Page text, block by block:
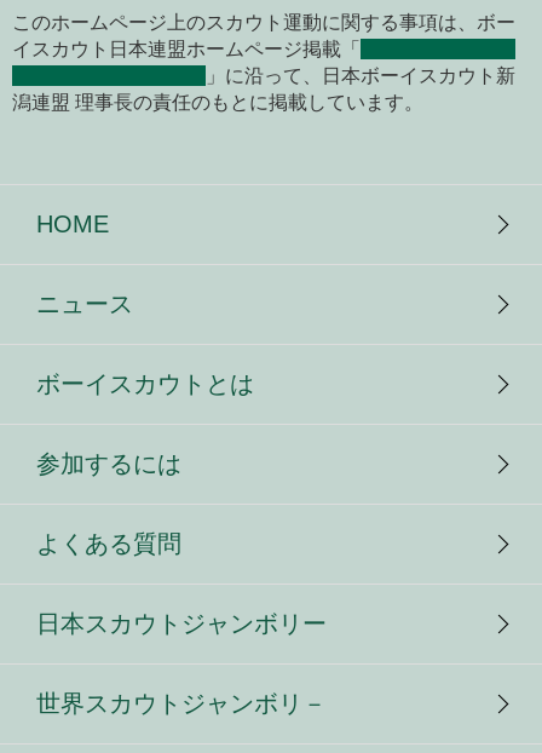
このホームページ上のスカウト運動に関する事項は、ボー
イスカウト日本連盟ホームページ掲載「
」に沿って、日本ボーイスカウト新
潟連盟 理事長の責任のもとに掲載しています。
HOME
ニュース
ボーイスカウトとは
参加するには
よくある質問
日本スカウトジャンボリー
世界スカウトジャンボリ－